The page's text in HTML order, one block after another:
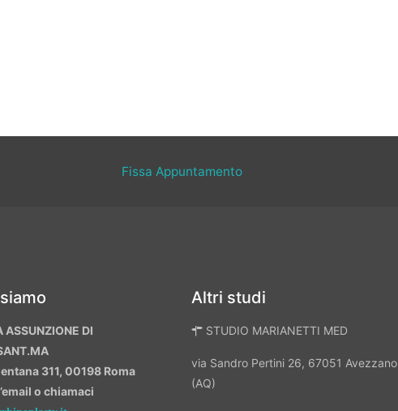
Fissa Appuntamento
ASSUNZIONE DI
311, 00198 Roma
o chiamaci
Altri studi
STUDIO MARIANETTI MED
via Sandro Pertini 26, 67051 Avezzano
(AQ)